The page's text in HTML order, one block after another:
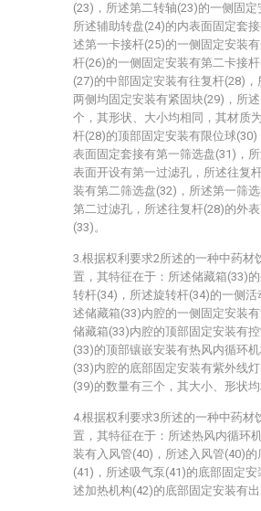
(23)，所述第二转轴(23)的一侧固定
所述辅助转盘(24)的内表面固定套
述第一卡接杆(25)的一侧固定安装
杆(26)的一侧固定安装有第二卡接
(27)的中部固定安装有往复杆(28)
两侧均固定安装有紧固块(29)，所
个，其形状、大小均相同，其材质
杆(28)的顶部固定安装有限位球
表面固定套接有第一筛选盘(31)，
表面开设有第一过滤孔，所述往复
装有第二筛选盘(32)，所述第一筛
第二过滤孔，所述往复杆(28)的外
(33)。
3.根据权利要求2所述的一种中药材
置，其特征在于：所述储藏箱(33)
转杆(34)，所述旋转杆(34)的一侧
述储藏箱(33)内腔的一侧固定安装
储藏箱(33)内腔的顶部固定安装有
(33)的顶部镶嵌安装有热风内循环
(33)内腔的底部固定安装有紫外线
(39)的数量有三个，其大小、形状均
4.根据权利要求3所述的一种中药材
置，其特征在于：所述热风内循环
装有入风管(40)，所述入风管(40)
(41)，所述吸气泵(41)的底部固定
述加热机构(42)的底部固定安装有出